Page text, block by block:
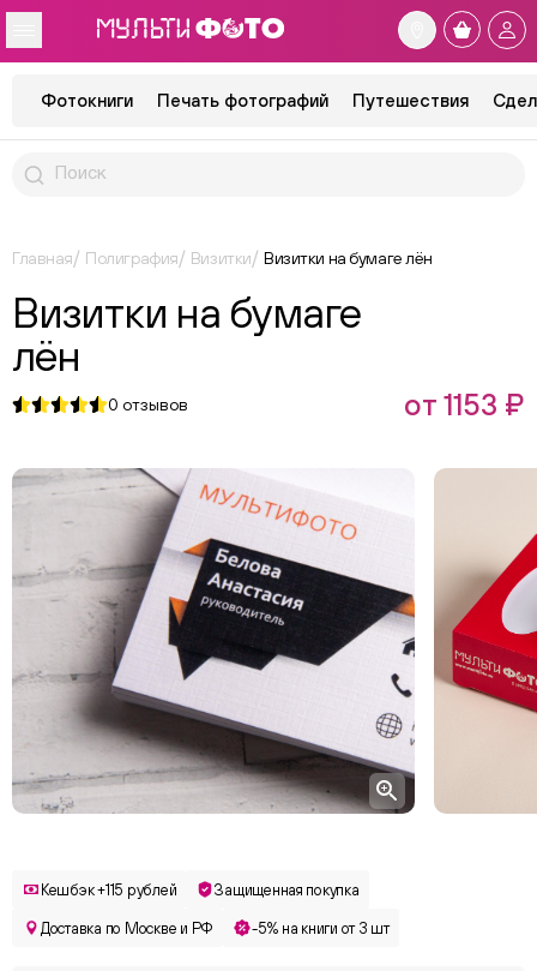
Фотокниги Печать фотографий Путешествия
Главная Полиграфия Визитки Визитки на бумаге лён
Визитки на бумаге
лён
0 отзывов от 1153 ₽
Кешбэк +115 рублей Защищенная покупка
Доставка по Москве и РФ -5% на книги от 3 шт